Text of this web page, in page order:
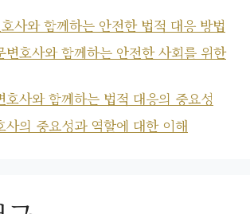
사와 함께하는 안전한 법적 대응 방법
변호사와 함께하는 안전한 사회를 위한
호사와 함께하는 법적 대응의 중요성
사의 중요성과 역할에 대한 이해